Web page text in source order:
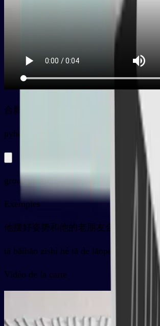
合影
pyhéyǐng
group photo; to take a joint photo
Exemples
他摆好姿势和他的老朋友合影
tā bǎihǎo zīshì hé tā de lǎopéngyou héyǐng
Vidéo de la carte